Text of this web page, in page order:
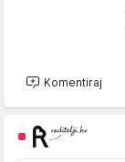
Komentiraj